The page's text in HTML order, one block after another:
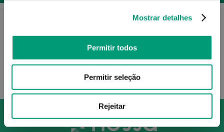
Mostrar detalhes
Permitir todos
Permitir seleção
Rejeitar